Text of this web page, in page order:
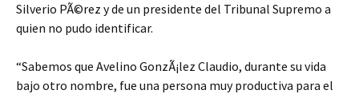
Silverio PÃ©rez y de un presidente del Tribunal Supremo a
quien no pudo identificar.
“Sabemos que Avelino GonzÃ¡lez Claudio, durante su vida
bajo otro nombre, fue una persona muy productiva para el